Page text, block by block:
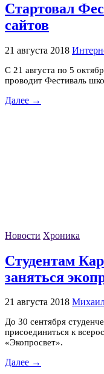
Стартовал
сайтов
21 августа 2018
С 21 августа по 5
проводит Фестиваль
Далее →
Новости Хроника
Студентам
заняться
21 августа 2018 Михаил
До 30 сентября
присоединиться к
«Экопросвет».
Далее →